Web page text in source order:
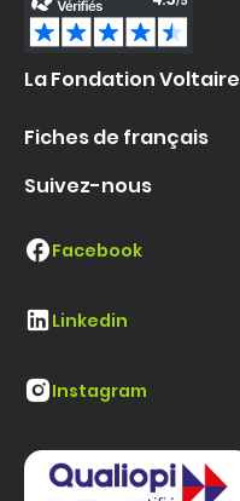
La Fondation Voltaire
Fiches de français
Suivez-nous
Facebook
Linkedin
Instagram